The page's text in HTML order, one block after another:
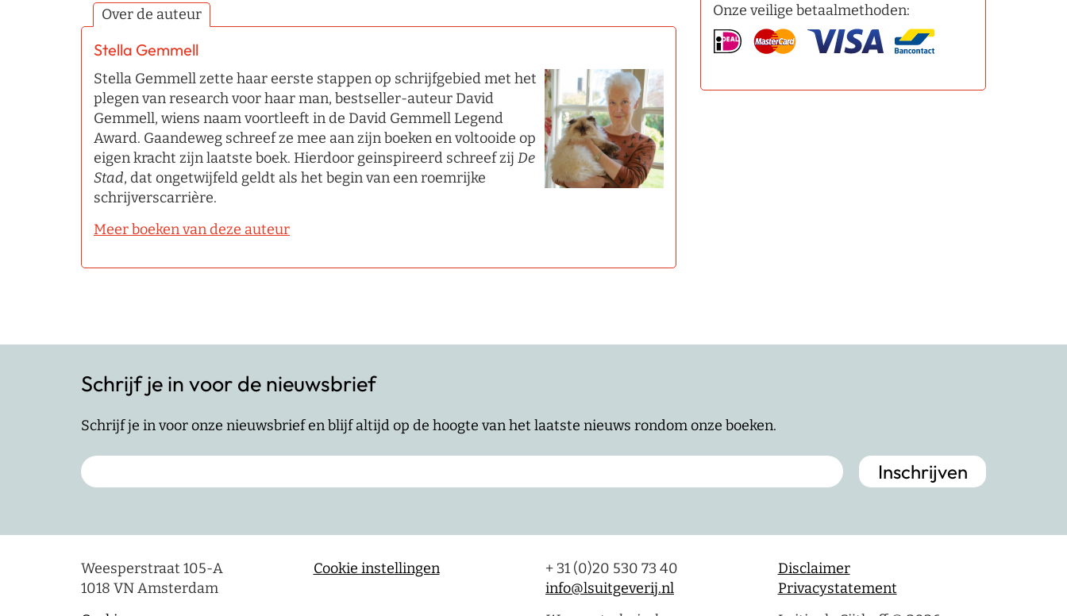
Over de auteur
Stella Gemmell
Stella Gemmell zette haar eerste stappen op schrijfgebied met het
plegen van research voor haar man, bestseller-auteur David
Gemmell, wiens naam voortleeft in de David Gemmell Legend
Award. Gaandeweg schreef ze mee aan zijn boeken en voltooide op
eigen kracht zijn laatste boek. Hierdoor geinspireerd schreef zij De
Stad, dat ongetwijfeld geldt als het begin van een roemrijke
schrijverscarrière.
Meer boeken van deze auteur
Onze veilige betaalmethoden:
Schrijf je in voor de nieuwsbrief
Schrijf je in voor onze nieuwsbrief en blijf altijd op de hoogte van het laatste nieuws rondom onze boeken.
Weesperstraat 105-A
1018 VN Amsterdam
Cookie instellingen
+ 31 (0)20 530 73 40
info@lsuitgeverij.nl
Disclaimer
Privacystatement